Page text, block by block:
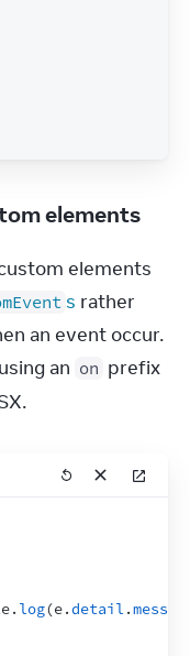
elements
elements
s rather
an event occur.
an on prefix
. log(e.detail.